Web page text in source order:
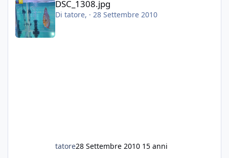
DSC_1308.jpg
Di tatore, · 28 Settembre 2010
tatore28 Settembre 2010 15 anni